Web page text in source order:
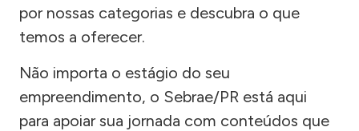
por nossas categorias e descubra o que
temos a oferecer.
Não importa o estágio do seu
empreendimento, o Sebrae/PR está aqui
para apoiar sua jornada com conteúdos que